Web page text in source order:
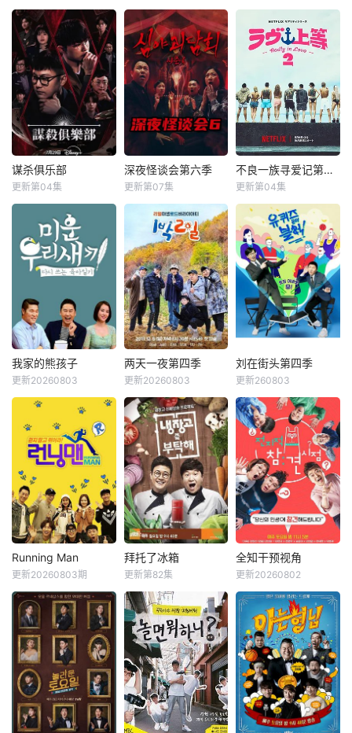
谋杀俱乐部
&nbsp;&nbsp;&nb
sp;&nbsp;&nbsp;&
nbsp;&nbsp;&nbs
Faker、东方神起
的最强昌珉、TXT
的杋圭等神级阵容
破天荒集结，同场
大玩推理游戏！面
对真真假假的线索
博弈，究竟谁能揭
开真相？
谋杀俱乐部
更新第04集
深夜怪谈会第六季
金浩英
深夜怪谈会第六季
更新第07集
不良一族寻爱记第二季
永野
&nbsp;&nbsp;&nb
sp;&nbsp;&nbsp;&
nbsp;&nbsp;&nbs
p;&nbsp;本季将舞
台搬到了阳光明媚
的冲绳，来自日本
各地的暴走族与不
校。他们将带着各
自复杂的过去在海
不仅直面碰撞的火
花与羁绊，也在真
挚的恋爱中寻求“人
生重启”的蜕变。
不良一族寻爱记第二季
更新第04集
我家的熊孩子
韩惠轸
《我家的熊孩子》
是一档韩国脱口秀
节目。节目主要关
注家长与孩子之间
的问题。你对孩子
了解多少？今天孩
子和谁见面了，又
发生了什么样的故
事？孩子今天怎么
满面愁容，又为什
通过这个节目家长
对这些问题会有更
深的思考。
我家的熊孩子
更新20260803
两天一夜第四季
Se-yoon
韩国KBS电视台综
艺节目，也是该台
Happy Sunday的
长寿环节之一。标
榜真实野生道路真
人秀，描绘6个男
人横冲直撞背包旅
行的旅行综艺节
目。 该节
目于2007年8月5
月两天一夜第三季
结束后，于2019年
12月8日播出第四
季。 节目每周
日下午6点30分
（韩国时间）播
出。
两天一夜第四季
更新20260803
刘在街头第四季
刘在街头第四季
更新260803
李光洙
Running Man是韩
国SBS电视台周末
娱乐节目《星期天
真好》新的版块，
是韩国著名主持人
刘在石自“家族诞
生”第一季结束后时
Running Man
更新20260803期
拜托了冰箱
郑佳恩
《拜托了冰箱》节
目方式是嘉宾和自
己家里的冰箱一起
到节目现场，六位
厨师直接使用冰箱
里的原材料，用最
常见的食材在15分
拜托了冰箱
更新第82集
全知干预视角
全炫茂
《全知干预视角 》
为韩国MBC于201
7年11月29日与30
日，试播的全新综
艺节目，由李英
子、金生珉、全炫
茂、宋恩伊、梁世
全知干预视角
更新20260802